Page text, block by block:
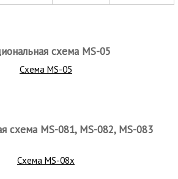
схема MS-05
схема MS-081, MS-082, MS-083